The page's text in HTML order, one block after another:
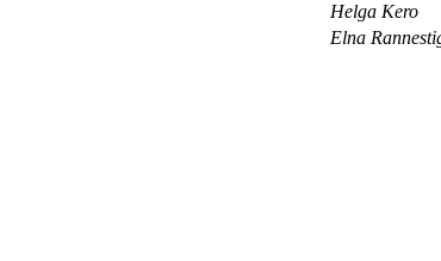
Helga Kero
Elna